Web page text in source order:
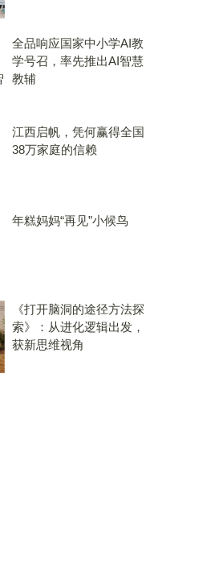
全品响应国家中小学AI教
学号召，率先推出AI智慧
教辅
江西启帆，凭何赢得全国
38万家庭的信赖
年糕妈妈“再见”小候鸟
《打开脑洞的途径方法探
索》：从进化逻辑出发，
获新思维视角